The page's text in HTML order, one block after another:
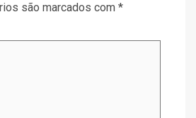
são marcados com *